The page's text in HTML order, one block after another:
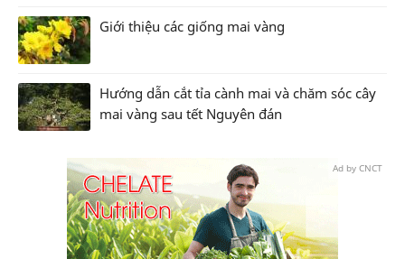
Giới thiệu các giống mai vàng
Hướng dẫn cắt tỉa cành mai và chăm sóc cây
mai vàng sau tết Nguyên đán
Ad by CNCT